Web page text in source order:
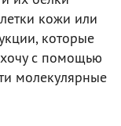
кожи или
которые
с помощью
молекулярные